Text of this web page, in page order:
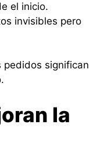
el inicio.
invisibles pero
pedidos significan
la